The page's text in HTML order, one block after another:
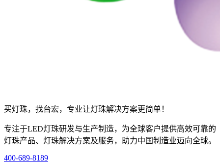
买灯珠，找台宏，专业让灯珠解决方案更简单！
专注于LED灯珠研发与生产制造，为全球客户提供高效可靠的
灯珠产品、灯珠解决方案及服务，助力中国制造业迈向全球。
400-689-8189